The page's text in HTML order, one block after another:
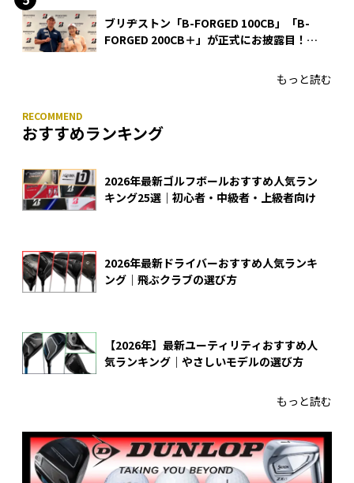
ブリヂストン「B-FORGED 100CB」「B-
FORGED 200CB＋」が正式にお披露目！
もっと読む
おすすめランキング
2026年最新ゴルフボールおすすめ人気ラン
キング25選｜初心者・中級者・上級者向け
2026年最新ドライバーおすすめ人気ランキ
ング｜飛ぶクラブの選び方
【2026年】最新ユーティリティおすすめ人
気ランキング｜やさしいモデルの選び方
もっと読む